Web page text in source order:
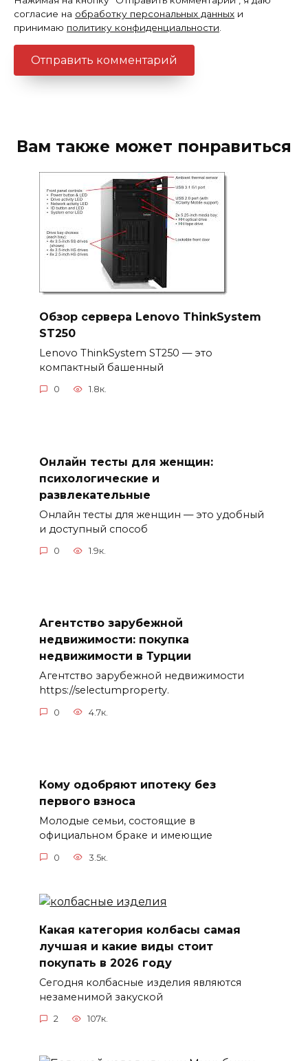
согласие на обработку персональных данных и
принимаю политику конфиденциальности.
Вам также может понравиться
Обзор сервера Lenovo ThinkSystem
ST250
Lenovo ThinkSystem ST250 — это
компактный башенный
0 1.8к.
Онлайн тесты для женщин:
психологические и
развлекательные
Онлайн тесты для женщин — это удобный
и доступный способ
0 1.9к.
Агентство зарубежной
недвижимости: покупка
недвижимости в Турции
Агентство зарубежной недвижимости
https://selectumproperty.
0 4.7к.
Кому одобряют ипотеку без
первого взноса
Молодые семьи, состоящие в
официальном браке и имеющие
0 3.5к.
Какая категория колбасы самая
лучшая и какие виды стоит
покупать в 2026 году
Сегодня колбасные изделия являются
незаменимой закуской
2 107к.